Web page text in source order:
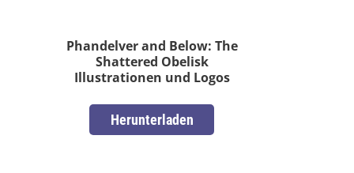
Phandelver and Below: The
Shattered Obelisk
Illustrationen und Logos
Herunterladen